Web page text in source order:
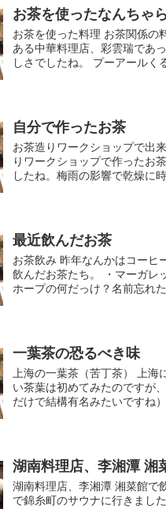
お茶を使ったなんちゃら
お茶を使った料理 お茶関係の
ある中華料理店、彩雲瑞であ
しさでしたね。 プーアールく
自分で作ったお茶
お茶造りワークショップで出
りワークショップで作ったお
したね。梅雨の影響で乾燥に
最近飲んだお茶
お茶飲み 昨年なんかはコーヒ
飲んだお茶たち。 ・マーガ
ホープの何だっけ？名前忘れ
一葉茶の恐るべき味
上海の一葉茶（苦丁茶） 上
い茶葉は初めてみたのですが
だけで結構有名みたいですね
湖南料理店、李湘潭 湘
湖南料理店、李湘潭 湘菜館で
で錦糸町のサウナに行きまし